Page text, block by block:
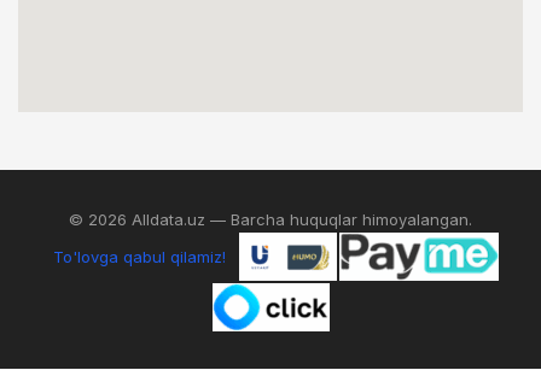
© 2026 Alldata.uz — Barcha huquqlar himoyalangan.
To'lovga qabul qilamiz!